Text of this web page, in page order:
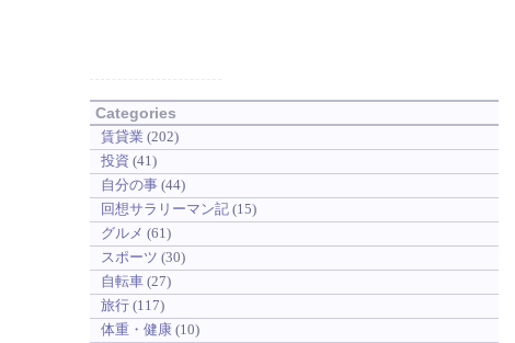
Categories
賃貸業 (202)
投資 (41)
自分の事(44)
回想サラリーマン記(15)
グルメ (61)
スポーツ (30)
自転車(27)
旅行(117)
体重・健康(10)